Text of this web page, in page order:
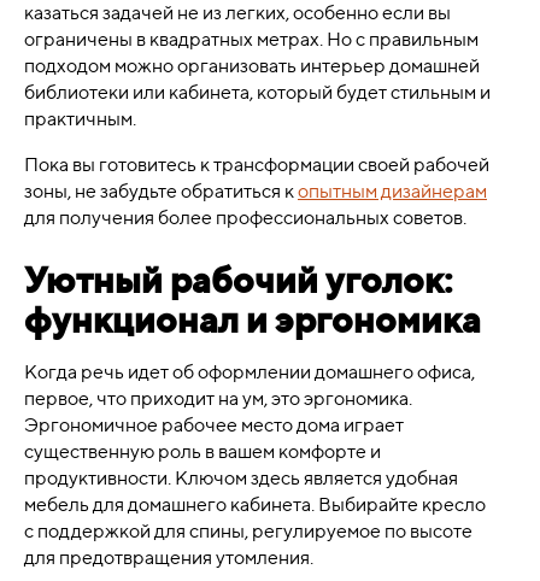
казаться задачей не из легких, особенно если вы
ограничены в квадратных метрах. Но с правильным
подходом можно организовать интерьер домашней
библиотеки или кабинета, который будет стильным и
практичным.
Пока вы готовитесь к трансформации своей рабочей
зоны, не забудьте обратиться копытным дизайнерам
для получения более профессиональных советов.
Уютный рабочий уголок:
функционал и эргономика
Когда речь идет об оформлении домашнего офиса,
первое, что приходит на ум, это эргономика.
Эргономичное рабочее место дома играет
существенную роль в вашем комфорте и
продуктивности. Ключом здесь является удобная
мебель для домашнего кабинета. Выбирайте кресло
с поддержкой для спины, регулируемое по высоте
для предотвращения утомления.